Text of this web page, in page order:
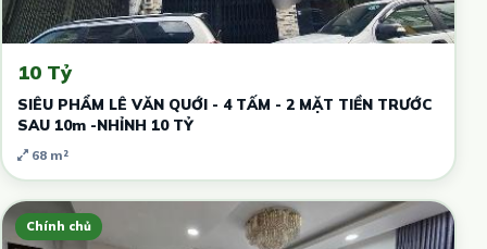
10 Tỷ
SIÊU PHẨM LÊ VĂN QUỚI - 4 TẤM - 2 MẶT TIỀN TRƯỚC
SAU 10m -NHỈNH 10 TỶ
68 m²
Chính chủ